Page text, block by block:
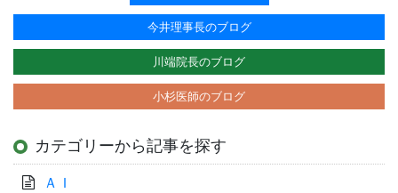
今井理事長のブログ
川端院長のブログ
小杉医師のブログ
カテゴリーから記事を探す
ＡＩ